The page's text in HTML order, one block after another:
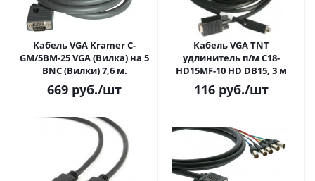
Кабель VGA Kramer C-
GM/5BM-25 VGA (Вилка) на 5
BNC (Вилки) 7,6 м.
669 руб./шт
Кабель VGA TNT
удлинитель п/м C18-
HD15MF-10 HD DB15, 3 м
116 руб./шт